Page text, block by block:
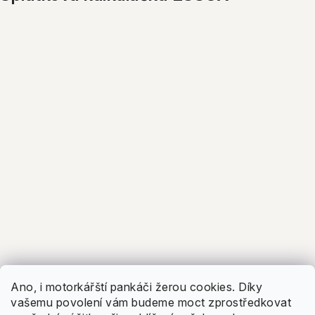
Ano, i motorkářští pankáči žerou cookies. Díky
vašemu povolení vám budeme moct zprostředkovat